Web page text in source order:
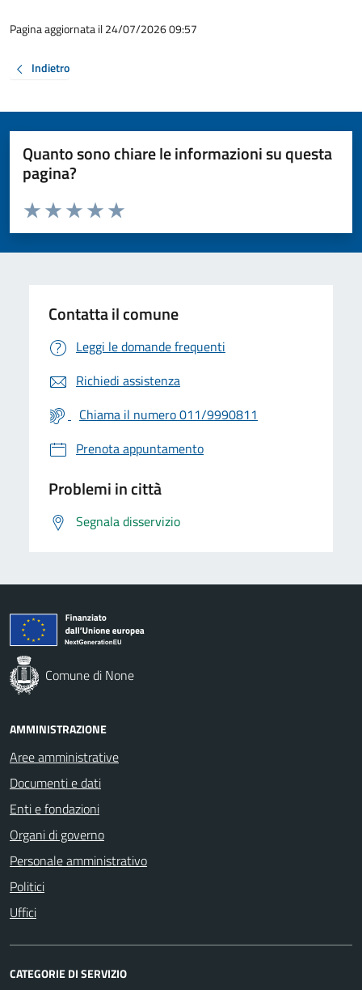
Pagina aggiornata il 24/07/2026 09:57
Indietro
Quanto sono chiare le informazioni su questa
pagina?
Valuta da 1 a 5 stelle la pagina
Valuta 5 stelle su 5
Valuta 4 stelle su 5
Valuta 3 stelle su 5
Valuta 2 stelle su 5
Valuta 1 stelle su 5
Contatta il comune
Leggi le domande frequenti
Richiedi assistenza
Chiama il numero 011/9990811
Prenota appuntamento
Problemi in città
Segnala disservizio
Comune di None
AMMINISTRAZIONE
Aree amministrative
Documenti e dati
Enti e fondazioni
Organi di governo
Personale amministrativo
Politici
Uffici
CATEGORIE DI SERVIZIO